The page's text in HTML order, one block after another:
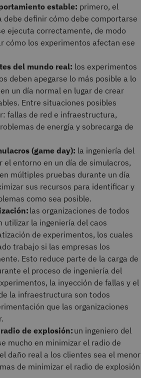
estable: primero, el
debe definir cómo debe comportarse
ejecuta correctamente, de modo
cómo los experimentos afectan ese
del mundo real: los experimentos
deben apegarse lo más posible a lo
un día normal en lugar de crear
Entre situaciones posibles
fallas de red e infraestructura,
de energía y sobrecarga de
(game day): la ingeniería del
el entorno en un día de simulacros,
múltiples pruebas durante un día
sus recursos para identificar y
como sea posible.
las organizaciones de todos
utilizar la ingeniería del caos
de experimentos, los cuales
trabajo si las empresas los
Esto reduce parte de la carga de
el proceso de ingeniería del
la inyección de fallas y el
la infraestructura son todos
que las organizaciones
de explosión: un ingeniero del
mucho en minimizar el radio de
daño real a los clientes sea el menor
de minimizar el radio de explosión